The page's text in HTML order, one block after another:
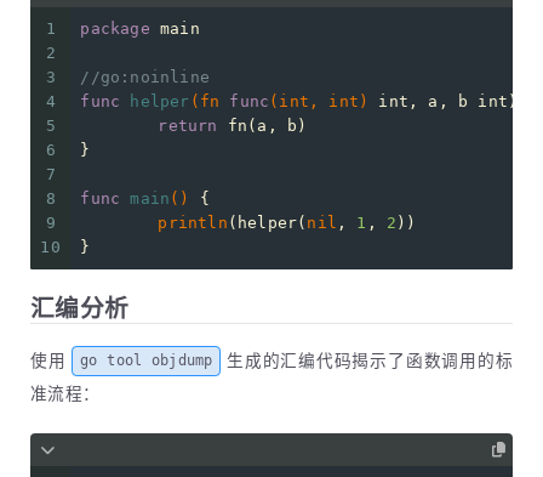
1
2
3
4
5
6
7
8
9
10
package main
//go:noinline
func
helper (fn func ( int , int ) int , a, b int )
return
fn(a, b)
}
func main ()
{
println (helper( nil , 1 , 2 ))
}
汇编分析
使用 go tool objdump
生成的汇编代码揭示了函数调用的标
准流程：